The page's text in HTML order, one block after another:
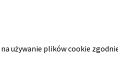
używanie plików cookie